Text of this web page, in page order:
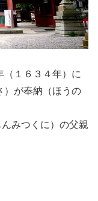
（１６３４年）に
）が奉納（ほうの
みつくに）の父親